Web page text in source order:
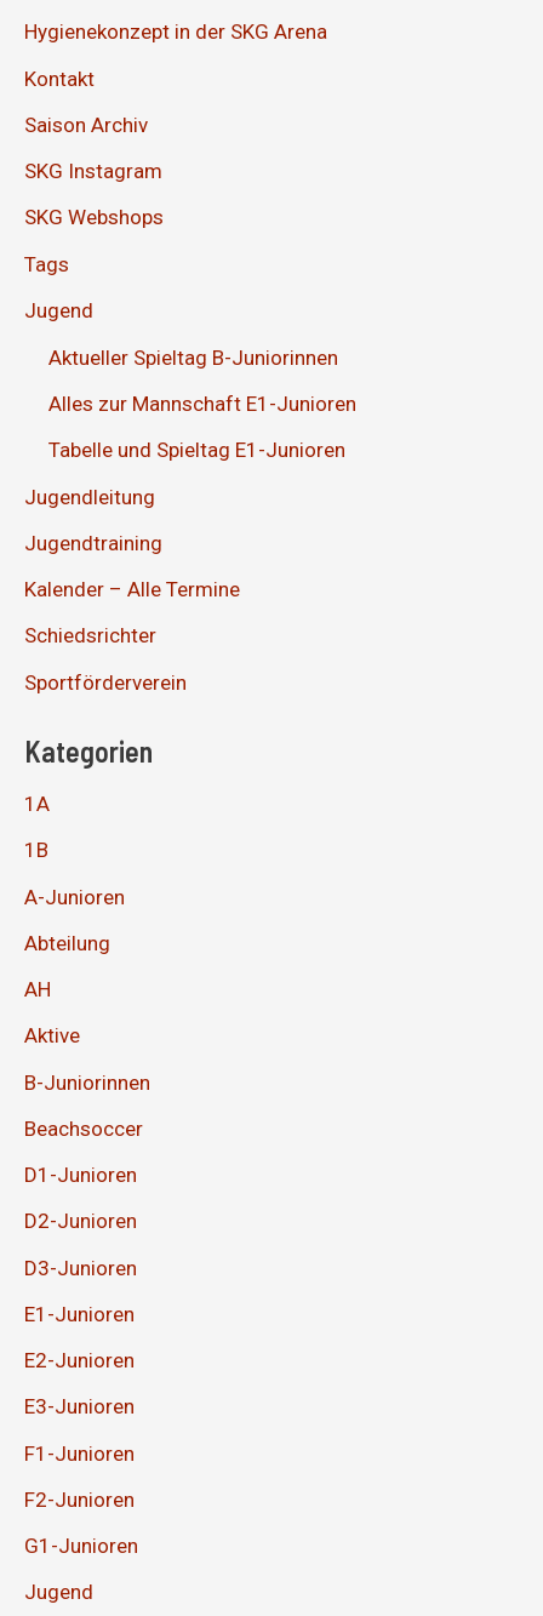
Hygienekonzept in der SKG Arena
Kontakt
Saison Archiv
SKG Instagram
SKG Webshops
Tags
Jugend
Aktueller Spieltag B-Juniorinnen
Alles zur Mannschaft E1-Junioren
Tabelle und Spieltag E1-Junioren
Jugendleitung
Jugendtraining
Kalender – Alle Termine
Schiedsrichter
Sportförderverein
Kategorien
1A
1B
A-Junioren
Abteilung
AH
Aktive
B-Juniorinnen
Beachsoccer
D1-Junioren
D2-Junioren
D3-Junioren
E1-Junioren
E2-Junioren
E3-Junioren
F1-Junioren
F2-Junioren
G1-Junioren
Jugend